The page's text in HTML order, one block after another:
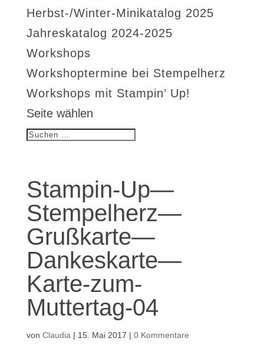
Herbst-/Winter-Minikatalog 2025
Jahreskatalog 2024-2025
Workshops
Workshoptermine bei Stempelherz
Workshops mit Stampin’ Up!
Seite wählen
Stampin-Up—
Stempelherz—
Grußkarte—
Dankeskarte—
Karte-zum-
Muttertag-04
von Claudia | 15. Mai 2017 | 0 Kommentare